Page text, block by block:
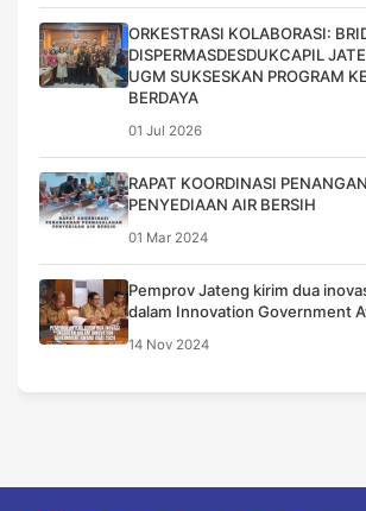
ORKESTRASI KOLABORASI:
DISPERMASDESDUKCAPIL
UGM SUKSESKAN PROGRAM
BERDAYA
01 Jul 2026
RAPAT KOORDINASI
PENYEDIAAN AIR BERSIH
01 Mar 2024
Pemprov Jateng kirim dua
dalam Innovation Government
14 Nov 2024